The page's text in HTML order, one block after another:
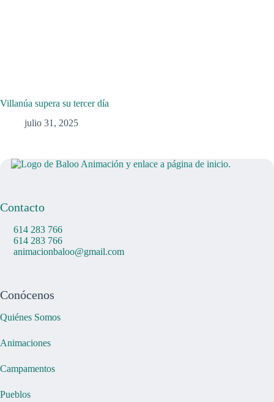
Villanúa supera su tercer día
julio 31, 2025
Contacto
614 283 766
614 283 766
animacionbaloo@gmail.com
Conócenos
Quiénes Somos
Animaciones
Campamentos
Pueblos